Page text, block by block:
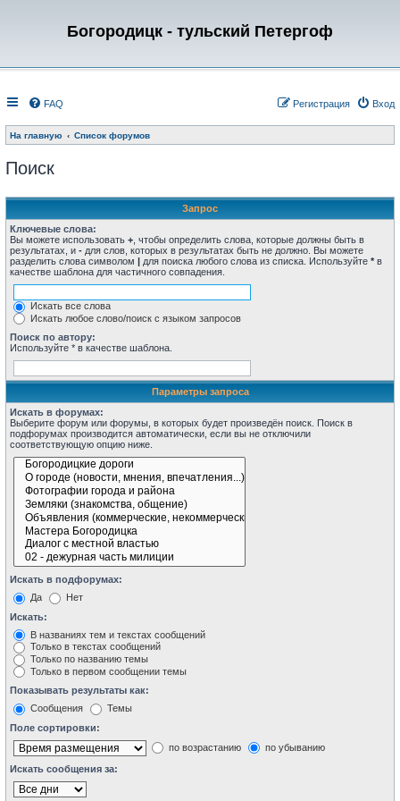
Богородицк - тульский Петергоф
FAQ Вход
Регистрация
На главную Список форумов
Поиск
Запрос
Ключевые слова:
Вы можете использовать + , чтобы определить слова, которые должны быть в
результатах, и - для слов, которых в результатах быть не должно. Вы можете
разделить слова символом | для поиска любого слова из списка. Используйте * в
качестве шаблона для частичного совпадения.
Искать все слова
Искать любое слово/поиск с языком запросов
Поиск по автору:
Используйте * в качестве шаблона.
Параметры запроса
Искать в форумах:
Выберите форум или форумы, в которых будет произведён поиск. Поиск в
подфорумах производится автоматически, если вы не отключили
соответствующую опцию ниже.
Искать в подфорумах:
Да
Нет
Искать:
В названиях тем и текстах сообщений
Только в текстах сообщений
Только по названию темы
Только в первом сообщении темы
Показывать результаты как:
Сообщения
Темы
Поле сортировки:
по возрастанию
по убыванию
Искать сообщения за: